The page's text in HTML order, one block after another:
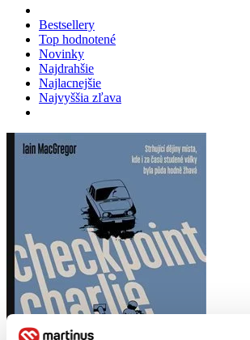
Bestsellery
Top hodnotené
Novinky
Najdrahšie
Najlacnejšie
Najvyššia zľava